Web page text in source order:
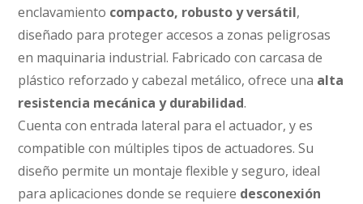
enclavamiento compacto, robusto y versátil,
diseñado para proteger accesos a zonas peligrosas
en maquinaria industrial. Fabricado con carcasa de
plástico reforzado y cabezal metálico, ofrece una alta
resistencia mecánica y durabilidad.
Cuenta con entrada lateral para el actuador, y es
compatible con múltiples tipos de actuadores. Su
diseño permite un montaje flexible y seguro, ideal
para aplicaciones donde se requiere desconexión